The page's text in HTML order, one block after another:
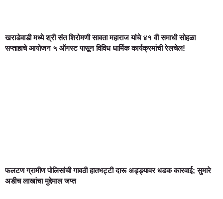
खराडेवाडी मध्ये श्री संत शिरोमणी सावता महाराज यांचे ४१ वी समाधी सोहळा
सप्ताहाचे आयोजन ५ ऑगस्ट पासून विविध धार्मिक कार्यक्रमांची रेलचेल!
फलटण ग्रामीण पोलिसांची गावठी हातभट्टी दारू अड्ड्यावर धडक कारवाई; सुमारे
अडीच लाखांचा मुद्देमाल जप्त